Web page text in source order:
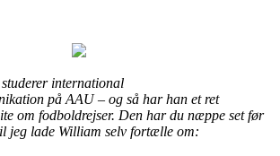
international
på AAU – og så har han et ret
om fodboldrejser. Den har du næppe set før
jeg lade William selv fortælle om: